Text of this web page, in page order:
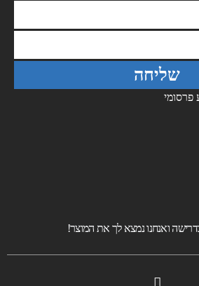
שליחה
ואנחנו נמצא לך את המוצר!